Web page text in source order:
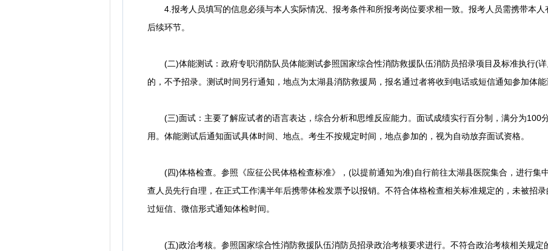
4.报考人员填写的信息必须与本人实际情况、报考条件和所报考岗位要求相一致。报考人员需携带本人
后续环节。
(二)体能测试：政府专职消防队员体能测试参照国家综合性消防救援队伍消防员招录项目及标准执行(
的，不予招录。测试时间另行通知，地点为太湖县消防救援局，报名通过者将收到电话或短信通知参加体能
(三)面试：主要了解应试者的语言表达，综合分析和思维反应能力。面试成绩实行百分制，满分为100
用。体能测试后通知面试具体时间、地点。考生不按规定时间，地点参加的，视为自动放弃面试资格。
(四)体格检查。参照《应征公民体格检查标准》，(以提前通知为准)自行前往太湖县医院集合，进行集
查人员先行自理，在正式工作满半年后携带体检发票予以报销。不符合体格检查相关标准规定的，未被招
过短信、微信形式通知体检时间。
(五)政治考核。参照国家综合性消防救援队伍消防员招录政治考核要求进行。不符合政治考核相关规定